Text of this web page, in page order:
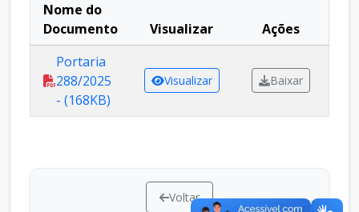
Nome do
Documento
Visualizar
Ações
Portaria
288/2025
- (168KB)
Visualizar Baixar
Voltar